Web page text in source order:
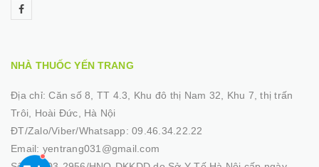
NHÀ THUỐC YẾN TRANG
Địa chỉ:Căn số 8, TT 4.3, Khu đô thị Nam 32, Khu 7, thị trấn
Trôi, Hoài Đức, Hà Nội
ĐT/Zalo/Viber/Whatsapp: 09.46.34.22.22
Email: yentrang031@gmail.com